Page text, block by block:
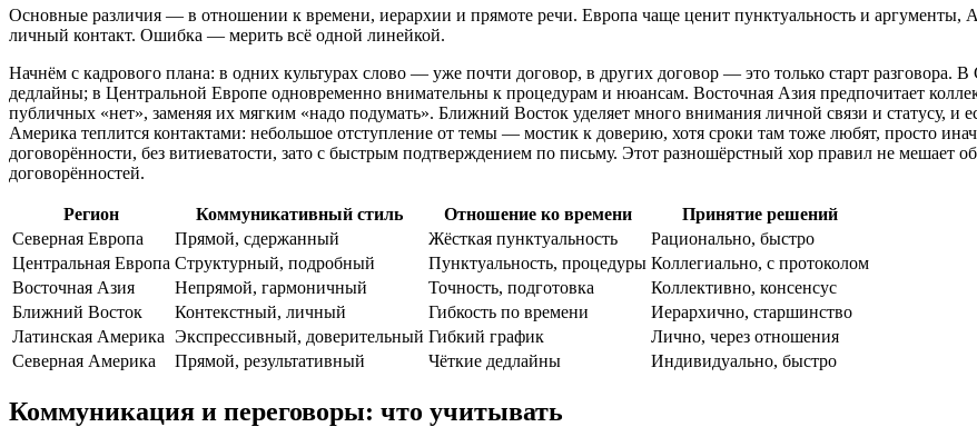
Основные различия — в отношении к времени, иерархии и прямоте речи. Европа чаще ценит пунктуальность и аргументы,
личный контакт. Ошибка — мерить всё одной линейкой.
Начнём с кадрового плана: в одних культурах слово — уже почти договор, в других договор — это только старт разговора. В
дедлайны; в Центральной Европе одновременно внимательны к процедурам и нюансам. Восточная Азия предпочитает
публичных «нет», заменяя их мягким «надо подумать». Ближний Восток уделяет много внимания личной связи и статусу, и
Америка теплится контактами: небольшое отступление от темы — мостик к доверию, хотя сроки там тоже любят, просто
договорённости, без витиеватости, зато с быстрым подтверждением по письму. Этот разношёрстный хор правил не мешает
договорённостей.
Регион Коммуникативный стиль Отношение ко времени
Принятие решений
Северная Европа
Прямой, сдержанный Жёсткая пунктуальность
Рационально, быстро
Центральная Европа Структурный, подробный Пунктуальность, процедуры Коллегиально, с протоколом
Восточная Азия
Непрямой, гармоничный Точность, подготовка
Коллективно, консенсус
Ближний Восток
Контекстный, личный Гибкость по времени
Иерархично, старшинство
Латинская Америка Экспрессивный, доверительный Гибкий график
Лично, через отношения
Северная Америка
Прямой, результативный Чёткие дедлайны Индивидуально, быстро
Коммуникация и переговоры: что учитывать